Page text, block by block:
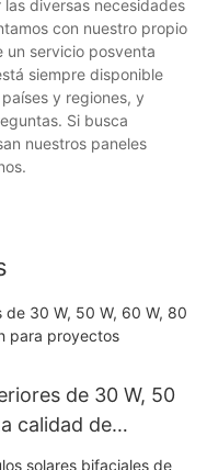
diversas necesidades
con nuestro propio
servicio posventa
siempre disponible
y regiones, y
Si busca
nuestros paneles
de 30 W, 50
calidad de